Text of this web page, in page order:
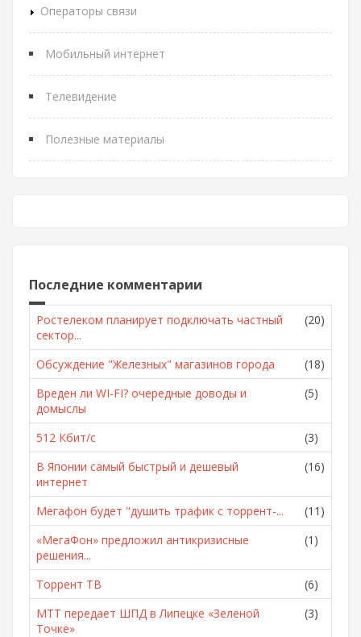
Операторы связи
Мобильный интернет
Телевидение
Полезные материалы
Последние комментарии
Ростелеком планирует подключать частный
сектор...
(20)
Обсуждение "Железных" магазинов города
(18)
Вреден ли WI-FI? очередные доводы и
домыслы
(5)
512 Кбит/с
(3)
В Японии самый быстрый и дешевый
интернет
(16)
Мегафон будет "душить трафик с торрент-...
(11)
«МегаФон» предложил антикризисные
решения...
(1)
Торрент ТВ
(6)
МТТ передает ШПД в Липецке «Зеленой
Точке»
(3)